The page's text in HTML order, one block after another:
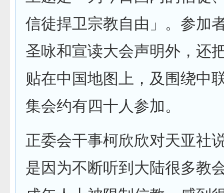
信徒捍卫宗教自由」。参加
圣咏和宣读大会声明外，还
贴在中国地图上，及围绕中
集会约有四十人参加。
正委会干事柯欣欣对天亚社
是因为不断听到大陆很多教